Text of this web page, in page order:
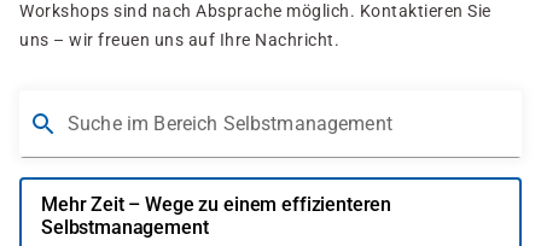
Workshops sind nach Absprache möglich. Kontaktieren Sie
uns – wir freuen uns auf Ihre Nachricht.
Suche im Bereich Selbstmanagement
Mehr Zeit – Wege zu einem effizienteren
Selbstmanagement